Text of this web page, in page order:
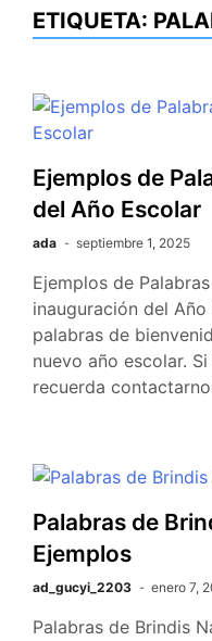
ETIQUETA:
Ejemplos de
del Año Escolar
ada septiembre 1, 2025
Ejemplos de
inauguración del
palabras de
nuevo año escolar.
recuerda
Palabras de
Ejemplos
ad_gucyi_2203 enero 7,
Palabras de Brindis